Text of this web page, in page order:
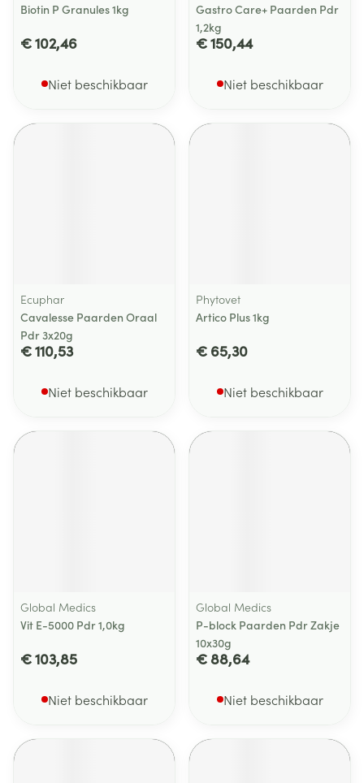
Biotin P Granules 1kg
€ 102,46
Niet beschikbaar
Gastro Care+ Paarden Pdr
1,2kg
€ 150,44
Niet beschikbaar
Ecuphar
Cavalesse Paarden Oraal
Pdr 3x20g
€ 110,53
Niet beschikbaar
Phytovet
Artico Plus 1kg
€ 65,30
Niet beschikbaar
Global Medics
Vit E-5000 Pdr 1,0kg
€ 103,85
Niet beschikbaar
Global Medics
P-block Paarden Pdr Zakje
10x30g
€ 88,64
Niet beschikbaar